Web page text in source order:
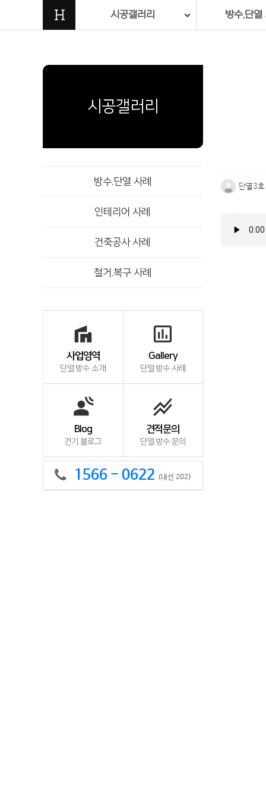
H 시공갤러리 방수.단열
시공갤러리
방수.단열 사례
인테리어 사례
건축공사 사례
철거.복구 사례
villa
사업영역
단열.방수 소개
insert_chart_outlined
Gallery
단열.방수 사례
spatial_audio
Blog
건기 블로그
stacked_line_chart
견적문의
단열.방수 문의
1566 - 0622 (내선 202)
단열3호